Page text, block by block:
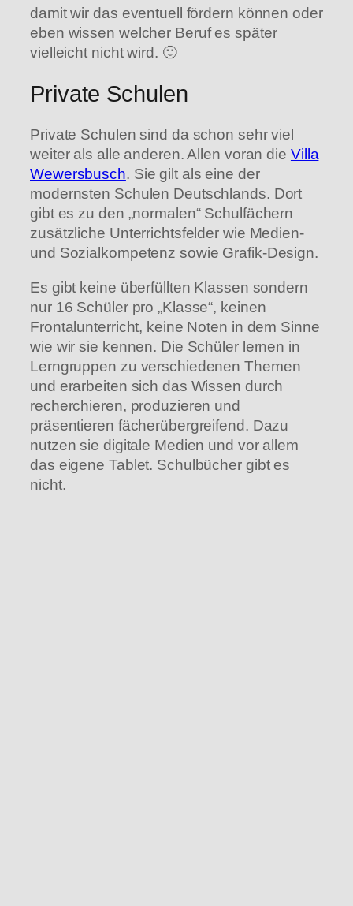
damit wir das eventuell fördern können oder
eben wissen welcher Beruf es später
vielleicht nicht wird. 🙂
Private Schulen
Private Schulen sind da schon sehr viel
weiter als alle anderen. Allen voran die Villa
Wewersbusch. Sie gilt als eine der
modernsten Schulen Deutschlands. Dort
gibt es zu den „normalen“ Schulfächern
zusätzliche Unterrichtsfelder wie Medien-
und Sozialkompetenz sowie Grafik-Design.
Es gibt keine überfüllten Klassen sondern
nur 16 Schüler pro „Klasse“, keinen
Frontalunterricht, keine Noten in dem Sinne
wie wir sie kennen. Die Schüler lernen in
Lerngruppen zu verschiedenen Themen
und erarbeiten sich das Wissen durch
recherchieren, produzieren und
präsentieren fächerübergreifend. Dazu
nutzen sie digitale Medien und vor allem
das eigene Tablet. Schulbücher gibt es
nicht.